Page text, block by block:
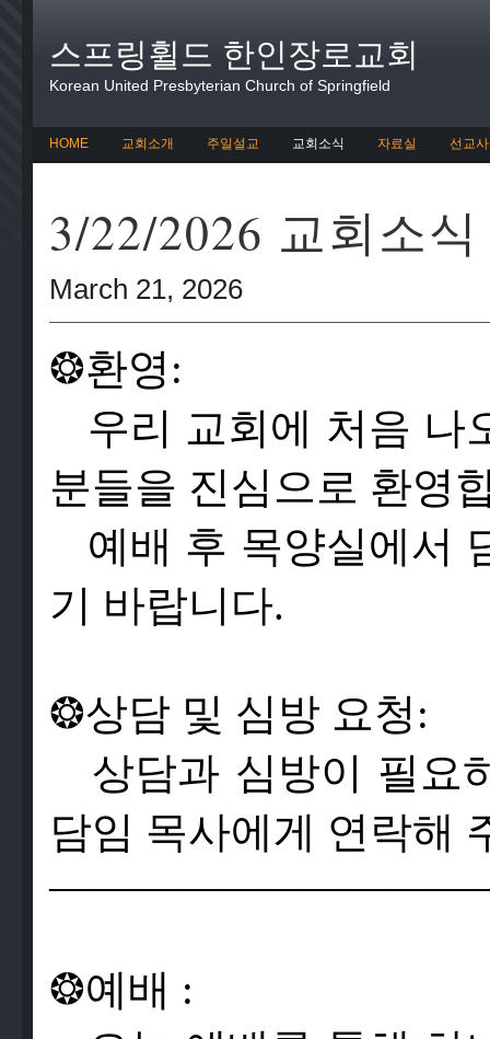
스프링휠드 한인장로교회
Korean United Presbyterian Church of Springfield
HOME 교회소개 주일설교 교회소식 자료실 선교
3/22/2026 교회소식
March 21, 2026
❂환영:
우리 교회에 처음 나
분들을 진심으로 환영
예배 후 목양실에서
기 바랍니다.
❂상담 및 심 방 요청:
상담과 심 방이 필 요
담임 목사에게 연 락해
❂예배 :